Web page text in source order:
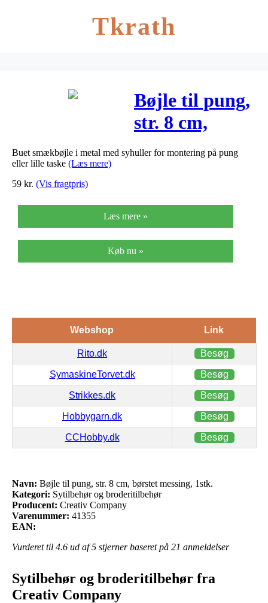
Tkrath
Bøjle til pung,
str. 8 cm,
børstet
Buet smækbøjle i metal med syhuller for montering på pung
eller lille taske (Læs mere)
59 kr. (Vis fragtpris)
Læs mere »
Køb nu »
Webshop Link
Rito.dk Besøg
SymaskineTorvet.dk Besøg
Strikkes.dk Besøg
Hobbygarn.dk Besøg
CCHobby.dk Besøg
Navn: Bøjle til pung, str. 8 cm, børstet messing, 1stk.
Kategori: Sytilbehør og broderitilbehør
Producent: Creativ Company
Varenummer: 41355
EAN:
Vurderet til 4.6 ud af 5 stjerner baseret på 21 anmeldelser
Sytilbehør og broderitilbehør fra
Creativ Company